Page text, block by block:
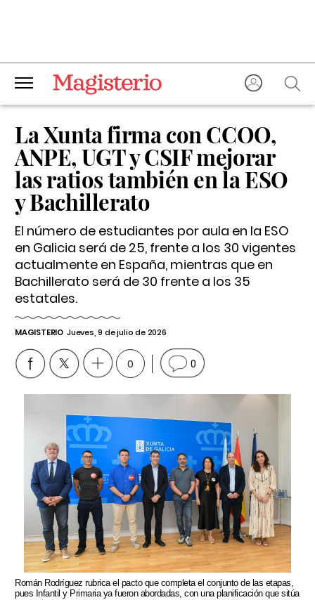
La Xunta firma con CCOO,
ANPE, UGT y CSIF mejorar
las ratios también en la ESO
y Bachillerato
El número de estudiantes por aula en la ESO
en Galicia será de 25, frente a los 30 vigentes
actualmente en España, mientras que en
Bachillerato será de 30 frente a los 35
estatales.
MAGISTERIO Jueves, 9 de julio de 2026
0 0
Román Rodríguez rubrica el pacto que completa el conjunto de las etapas,
pues Infantil y Primaria ya fueron abordadas, con una planificación que sitúa